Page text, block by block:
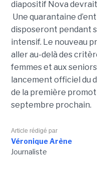
diapositif Nova
Une qua­ran­taine
disposeront pen­dant
inten­sif. Le nouveau
aller au-delà des
femmes et aux
lancement officiel du
de la première
septembre prochain.
Article rédigé par
Véronique Arène
Journaliste